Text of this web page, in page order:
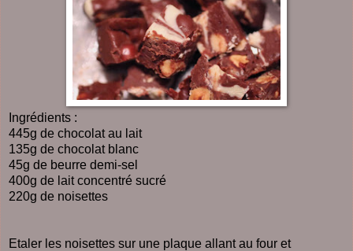
Ingrédients :
445g de chocolat au lait
135g de chocolat blanc
45g de beurre demi-sel
400g de lait concentré sucré
220g de noisettes
Etaler les noisettes sur une plaque allant au four et